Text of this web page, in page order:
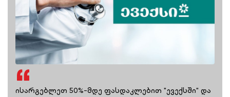
ისარგებლეთ 50%-მდე ფასდაკლებით "ევექსში" და